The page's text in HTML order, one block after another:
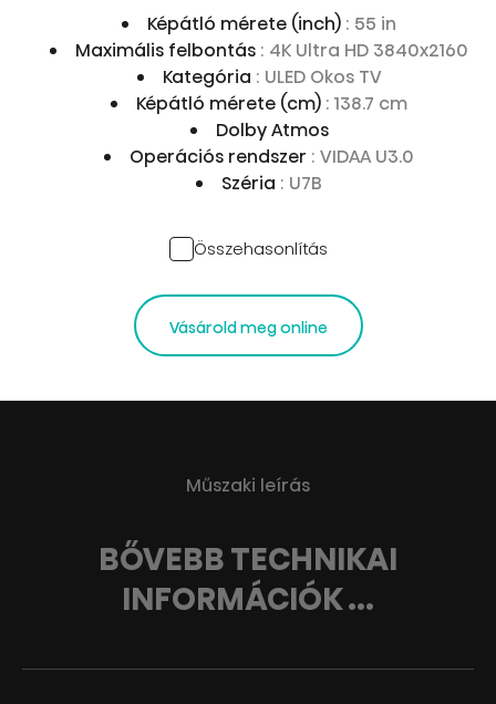
Képátló mérete (inch) : 55 in
Maximális felbontás : 4K Ultra HD 3840x2160
Kategória : ULED Okos TV
Képátló mérete (cm) : 138.7 cm
Dolby Atmos
Operációs rendszer : VIDAA U3.0
Széria : U7B
Összehasonlítás
Vásárold meg online
Műszaki leírás
BŐVEBB TECHNIKAI
INFORMÁCIÓK ...